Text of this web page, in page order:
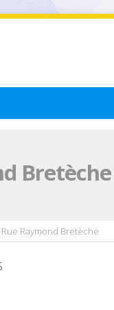
Raymond Bretèche